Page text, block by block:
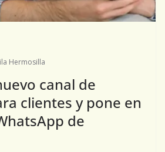
Hermosilla
canal de
clientes y pone en
de